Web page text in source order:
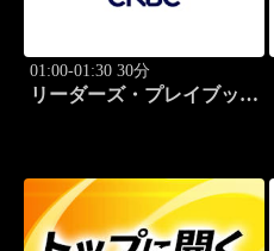
01:00-01:30 30分
リーダーズ・プレイブック